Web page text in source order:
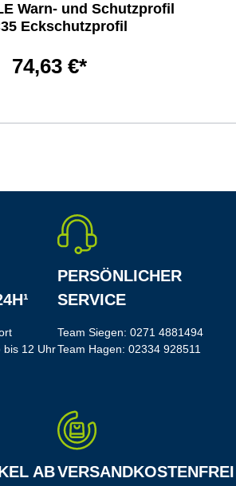
Warn- und Schutzprofil
Eckschutzprofil
74,63 €*
bis 12 Uhr
PERSÖNLICHER
SERVICE
Team Siegen: 0271 4881494
Team Hagen: 02334 928511
ABVERSANDKOSTENFREI